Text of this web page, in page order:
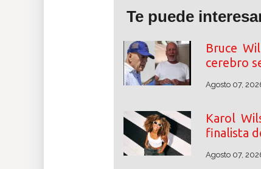
Te puede
Bruce
cerebro
Agosto 07,
Karol
finalista
Agosto 07,